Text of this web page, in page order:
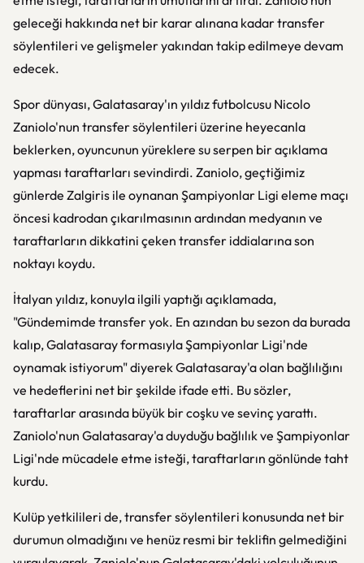
geleceği hakkında net bir karar alınana kadar transfer
söylentileri ve gelişmeler yakından takip edilmeye devam
edecek.
Spor dünyası, Galatasaray'ın yıldız futbolcusu Nicolo
Zaniolo'nun transfer söylentileri üzerine heyecanla
beklerken, oyuncunun yüreklere su serpen bir açıklama
yapması taraftarları sevindirdi. Zaniolo, geçtiğimiz
günlerde Zalgiris ile oynanan Şampiyonlar Ligi eleme maçı
öncesi kadrodan çıkarılmasının ardından medyanın ve
taraftarların dikkatini çeken transfer iddialarına son
noktayı koydu.
İtalyan yıldız, konuyla ilgili yaptığı açıklamada,
"Gündemimde transfer yok. En azından bu sezon da burada
kalıp, Galatasaray formasıyla Şampiyonlar Ligi'nde
oynamak istiyorum" diyerek Galatasaray'a olan bağlılığını
ve hedeflerini net bir şekilde ifade etti. Bu sözler,
taraftarlar arasında büyük bir coşku ve sevinç yarattı.
Zaniolo'nun Galatasaray'a duyduğu bağlılık ve Şampiyonlar
Ligi'nde mücadele etme isteği, taraftarların gönlünde taht
kurdu.
Kulüp yetkilileri de, transfer söylentileri konusunda net bir
durumun olmadığını ve henüz resmi bir teklifin gelmediğini